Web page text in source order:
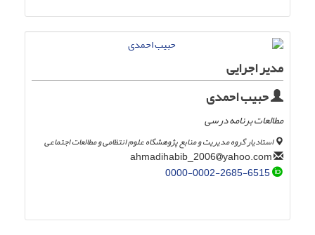
مدیر اجرایی
حبیب احمدی
مطالعات برنامه درسی
استادیار گروه مدیریت و منابع پژوهشگاه علوم انتظامی و مطالعات اجتماعی
yahoo.com
0000-0002-2685-6515